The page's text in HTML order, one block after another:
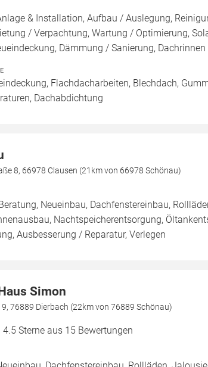
& Installation, Aufbau / Auslegung,
/ Verpachtung, Wartung / Optimierung,
Dämmung / Sanierung, Dachrinnen
Flachdacharbeiten, Blechdach,
Dachabdichtung
8, 66978 Clausen (21km von 66978 Schönau)
Neueinbau, Dachfenstereinbau,
Nachtspeicherentsorgung,
Ausbesserung / Reparatur, Verlegen
Simon
76889 Dierbach (22km von 76889 Schönau)
4.5 Sterne aus 15 Bewertungen